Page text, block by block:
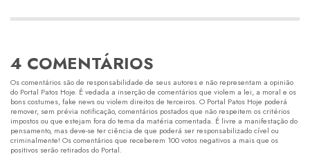
4 COMENTÁRIOS
Os comentários são de responsabilidade de seus autores e não representam a opinião
do Portal Patos Hoje. É vedada a inserção de comentários que violem a lei, a moral e os
bons costumes, fake news ou violem direitos de terceiros. O Portal Patos Hoje poderá
remover, sem prévia notificação, comentários postados que não respeitem os critérios
impostos ou que estejam fora do tema da matéria comentada. É livre a manifestação do
pensamento, mas deve-se ter ciência de que poderá ser responsabilizado cível ou
criminalmente! Os comentários que receberem 100 votos negativos a mais que os
positivos serão retirados do Portal.